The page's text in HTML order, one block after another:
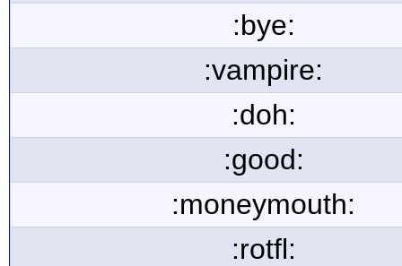
:bye:
:vampire:
:doh:
:good:
:moneymouth:
:rotfl: